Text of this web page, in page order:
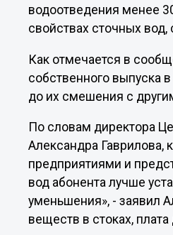
водоотведения менее
свойствах сточных вод,
Как отмечается в
собственного выпуска
до их смешения с
По словам директора
Александра Гаврилова,
предприятиями и
вод абонента лучше
уменьшения», - заявил
веществ в стоках,